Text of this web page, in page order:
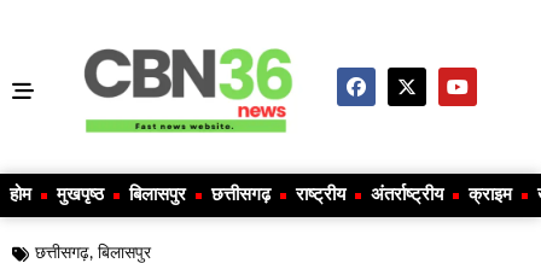
होम मुखपृष्ठ बिलासपुर छत्तीसगढ़ राष्ट्रीय अंतर्राष्ट्रीय क्राइम
छत्तीसगढ़, बिलासपुर